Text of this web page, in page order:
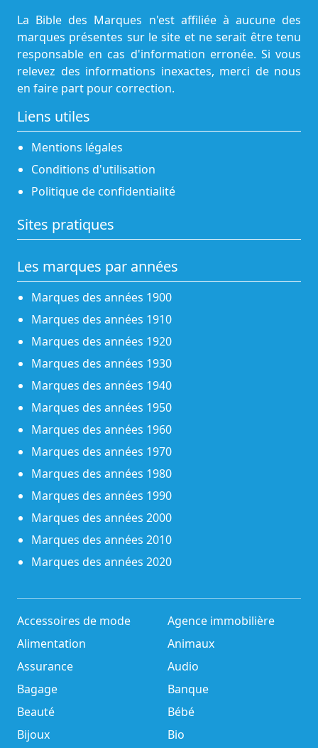
La Bible des Marques n'est affiliée à aucune des
marques présentes sur le site et ne serait être tenu
responsable en cas d'information erronée. Si vous
relevez des informations inexactes, merci de nous
en faire part pour correction.
Liens utiles
Mentions légales
Conditions d'utilisation
Politique de confidentialité
Sites pratiques
Les marques par années
Marques des années 1900
Marques des années 1910
Marques des années 1920
Marques des années 1930
Marques des années 1940
Marques des années 1950
Marques des années 1960
Marques des années 1970
Marques des années 1980
Marques des années 1990
Marques des années 2000
Marques des années 2010
Marques des années 2020
Accessoires de mode
Agence immobilière
Alimentation
Animaux
Assurance
Audio
Bagage
Banque
Beauté
Bébé
Bijoux
Bio